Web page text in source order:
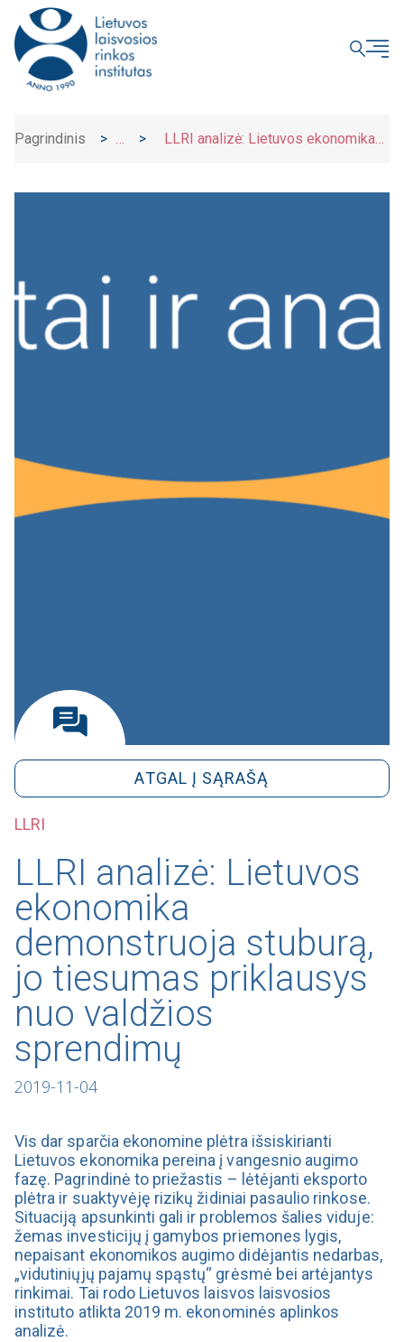
Pagrindinis
>
>
LLRI analizė: Lietuvos ekonomika
ATGAL Į SĄRAŠĄ
LLRI
LLRI analizė: Lietuvos
ekonomika
demonstruoja stuburą,
jo tiesumas priklausys
nuo valdžios
sprendimų
2019-11-04
Vis dar sparčia ekonomine plėtra išsiskirianti
Lietuvos ekonomika pereina į vangesnio augimo
fazę. Pagrindinė to priežastis – lėtėjanti eksporto
plėtra ir suaktyvėję rizikų židiniai pasaulio rinkose.
Situaciją apsunkinti gali ir problemos šalies viduje:
žemas investicijų į gamybos priemones lygis,
nepaisant ekonomikos augimo didėjantis nedarbas,
„vidutiniųjų pajamų spąstų“ grėsmė bei artėjantys
rinkimai. Tai rodo Lietuvos laisvos laisvosios
instituto atlikta 2019 m. ekonominės aplinkos
analizė.
UŽDARYTI